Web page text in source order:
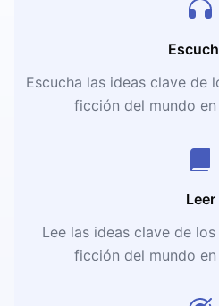
Escucha las ideas clave de
ficción del mundo
Leer
Lee las ideas clave de
ficción del mundo